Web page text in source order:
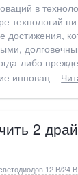
в
технологий
достижения,
либо
инновац
2
12 В/24 В